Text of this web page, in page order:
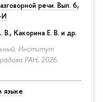
речи. Вып. 6,
И
В., Какорина Е. В. и др.
Институт
РАН, 2026.
языке